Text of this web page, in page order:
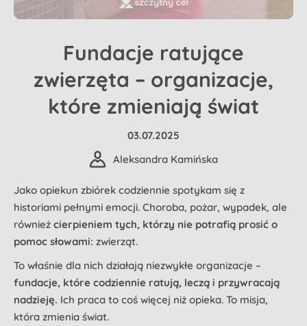
Fundacje ratujące
zwierzęta – organizacje,
które zmieniają świat
03.07.2025
Aleksandra Kamińska
Jako opiekun zbiórek codziennie spotykam się z
historiami pełnymi emocji. Choroba, pożar, wypadek, ale
również cierpieniem tych, którzy nie potrafią prosić o
pomoc słowami: zwierząt.
To właśnie dla nich działają niezwykłe organizacje –
fundacje, które codziennie ratują, leczą i przywracają
nadzieję. Ich praca to coś więcej niż opieka. To misja,
która zmienia świat.